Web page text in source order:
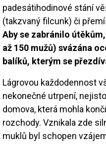
padesátihodinové stání
(takzvaný filcunk) či
Aby se zabránilo
až 150 mužů) svázána
balíků, kterým se
Lágrovou každodennost
nekonečné utrpení,
domova, která mohla
rozchody. Vznikala zde
muklů byl schopen